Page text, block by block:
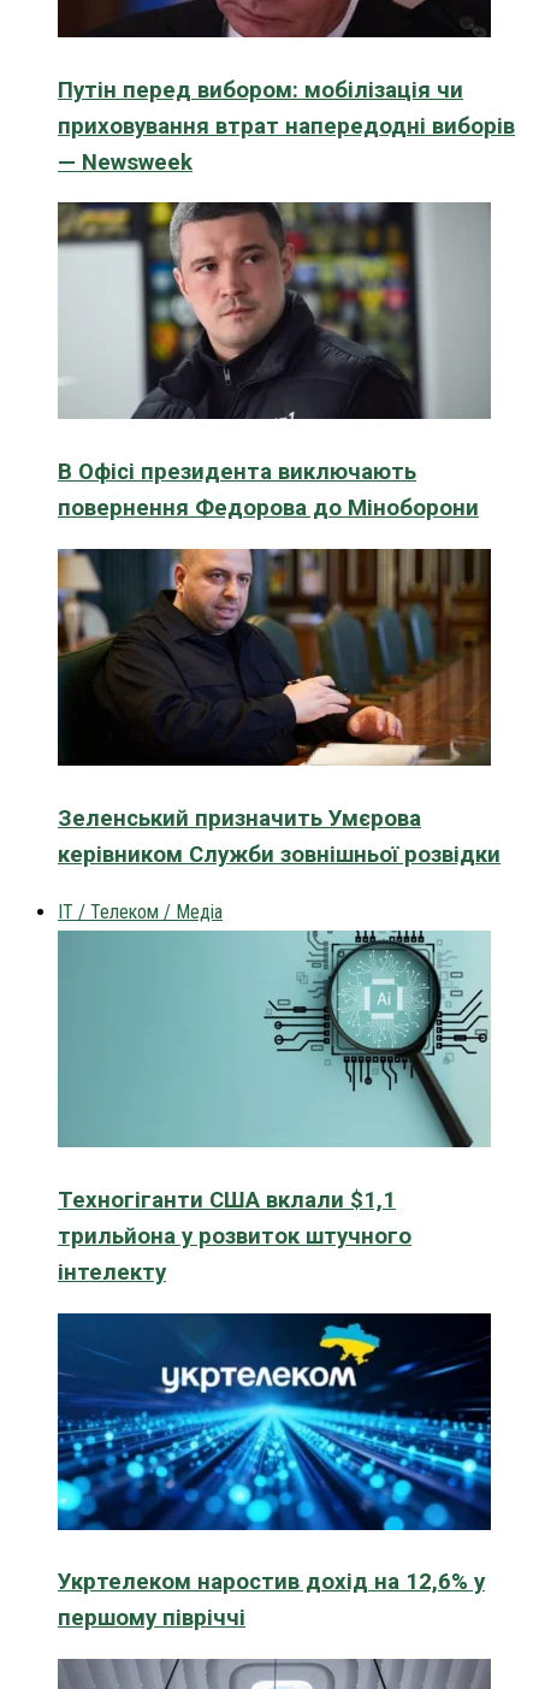
Путін перед вибором: мобілізація чи
приховування втрат напередодні виборів
— Newsweek
В Офісі президента виключають
повернення Федорова до Міноборони
Зеленський призначить Умєрова
керівником Служби зовнішньої розвідки
IT / Телеком / Медіа
Техногіганти США вклали $1,1
трильйона у розвиток штучного
інтелекту
Укртелеком наростив дохід на 12,6% у
першому півріччі